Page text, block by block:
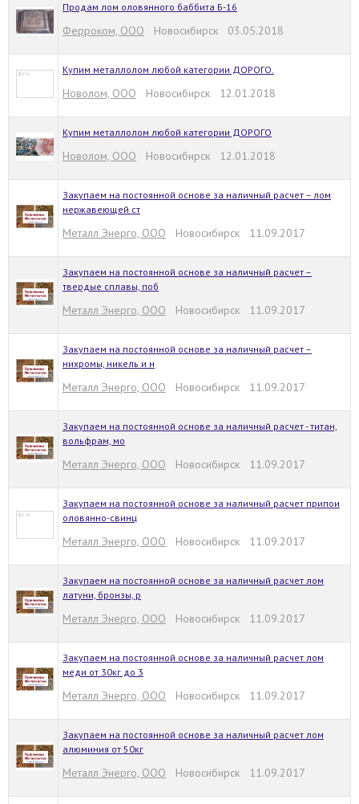
Продам лом оловянного баббита Б-16
Ферроком, ООО Новосибирск 03.05.2018
Купим металлолом любой категории ДОРОГО.
Новолом, ООО Новосибирск 12.01.2018
Купим металлолом любой категории ДОРОГО
Новолом, ООО Новосибирск 12.01.2018
Закупаем на постоянной основе за наличный расчет – лом
нержавеющей ст
Металл Энерго, ООО Новосибирск 11.09.2017
Закупаем на постоянной основе за наличный расчет –
твердые сплавы, поб
Металл Энерго, ООО Новосибирск 11.09.2017
Закупаем на постоянной основе за наличный расчет –
нихромы, никель и н
Металл Энерго, ООО Новосибирск 11.09.2017
Закупаем на постоянной основе за наличный расчет - титан,
вольфрам, мо
Металл Энерго, ООО Новосибирск 11.09.2017
Закупаем на постоянной основе за наличный расчет припои
оловянно-свинц
Металл Энерго, ООО Новосибирск 11.09.2017
Закупаем на постоянной основе за наличный расчет лом
латуни, бронзы, р
Металл Энерго, ООО Новосибирск 11.09.2017
Закупаем на постоянной основе за наличный расчет лом
меди от 30кг до 3
Металл Энерго, ООО Новосибирск 11.09.2017
Закупаем на постоянной основе за наличный расчет лом
алюминия от 50кг
Металл Энерго, ООО Новосибирск 11.09.2017